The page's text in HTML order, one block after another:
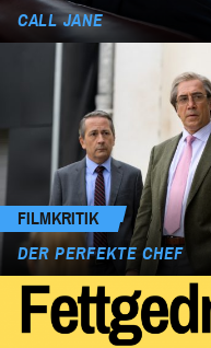
CALL JANE
FILMKRITIK
DER PERFEKTE CHEF